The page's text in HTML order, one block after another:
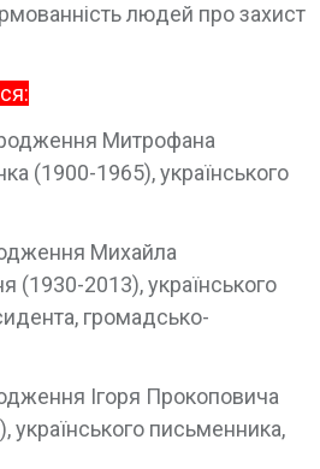
людей про захист
Митрофана
(1900-1965), українського
Михайла
(1930-2013), українського
громадсько-
Ігоря Прокоповича
українського письменника,